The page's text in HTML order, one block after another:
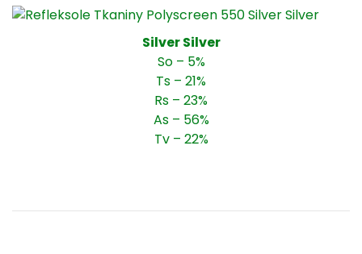
Silver Silver
So – 5%
Ts – 21%
Rs – 23%
As – 56%
Tv – 22%